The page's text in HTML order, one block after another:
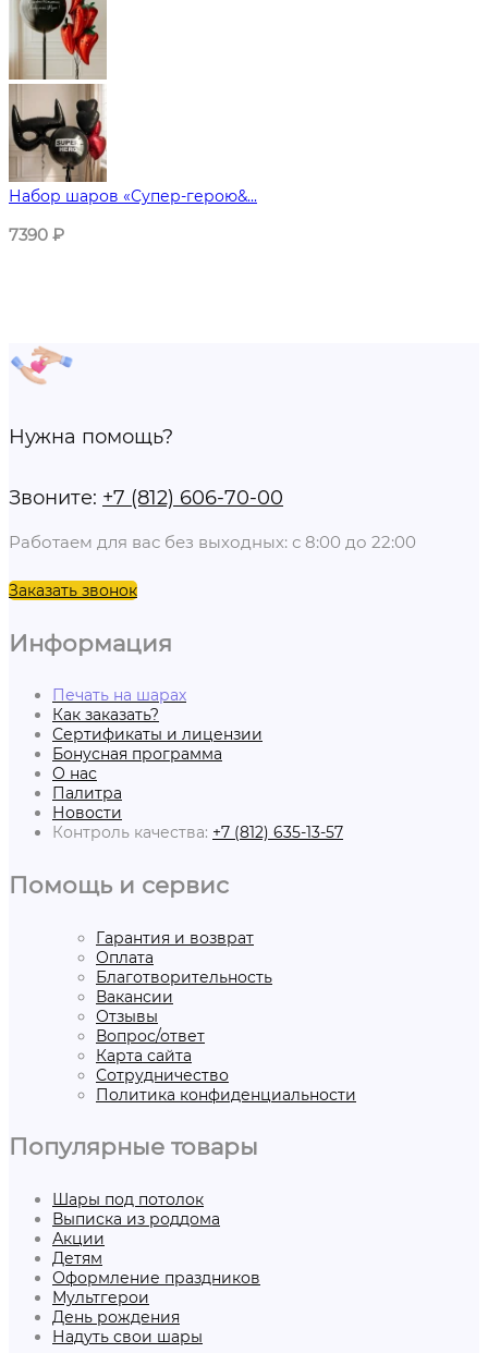
Набор шаров «Супер-герою&...
7390 ₽
Нужна помощь?
Звоните: +7 (812) 606-70-00
Работаем для вас без выходных: с 8:00 до 22:00
Заказать звонок
Информация
Печать на шарах
Как заказать?
Сертификаты и лицензии
Бонусная программа
О нас
Палитра
Новости
Контроль качества: +7 (812) 635-13-57
Помощь и сервис
Гарантия и возврат
Оплата
Благотворительность
Вакансии
Отзывы
Вопрос/ответ
Карта сайта
Сотрудничество
Политика конфиденциальности
Популярные товары
Шары под потолок
Выписка из роддома
Акции
Детям
Оформление праздников
Мультгерои
День рождения
Надуть свои шары